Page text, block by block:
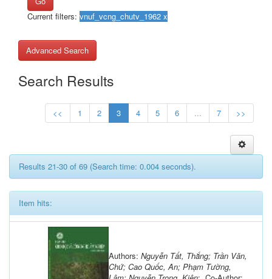
Current filters:
Advanced Search
Search Results
<< 1 2 3 4 5 6 ... 7 >>
Results 21-30 of 69 (Search time: 0.004 seconds).
Item hits:
Authors: Nguyễn Tất, Thắng; Trần Văn,
Chứ; Cao Quốc, An; Phạm Tường,